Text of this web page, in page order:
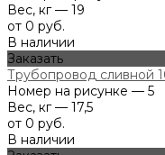
Вес, кг — 19
от 0 руб.
В наличии
Заказать
Трубопровод сливной
Номер на рисунке — 5
Вес, кг — 17,5
от 0 руб.
В наличии